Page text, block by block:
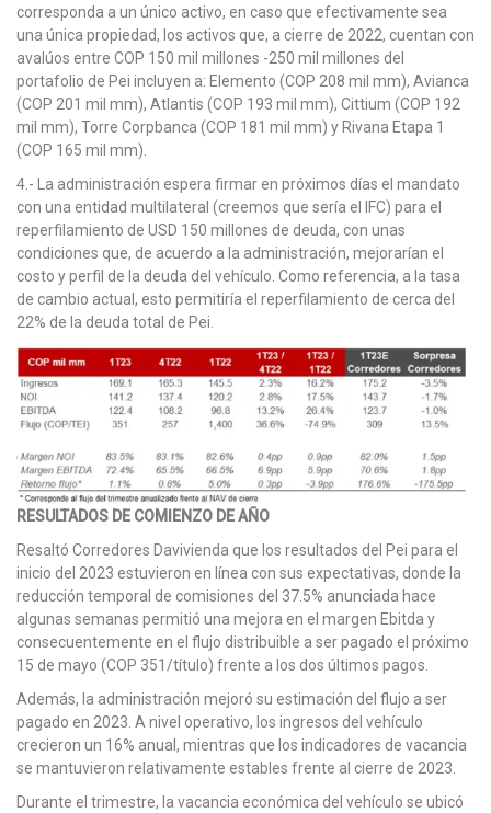
corresponda a un único activo, en caso que efectivamente sea
una única propiedad, los activos que, a cierre de 2022, cuentan con
avalúos entre COP 150 mil millones -250 mil millones del
portafolio de Pei incluyen a: Elemento (COP 208 mil mm), Avianca
(COP 201 mil mm), Atlantis (COP 193 mil mm), Cittium (COP 192
mil mm), Torre Corpbanca (COP 181 mil mm) y Rivana Etapa 1
(COP 165 mil mm).
4.- La administración espera firmar en próximos días el mandato
con una entidad multilateral (creemos que sería el IFC) para el
reperfilamiento de USD 150 millones de deuda, con unas
condiciones que, de acuerdo a la administración, mejorarían el
costo y perfil de la deuda del vehículo. Como referencia, a la tasa
de cambio actual, esto permitiría el reperfilamiento de cerca del
22% de la deuda total de Pei.
RESULTADOS DE COMIENZO DE AÑO
Resaltó Corredores Davivienda que los resultados del Pei para el
inicio del 2023 estuvieron en línea con sus expectativas, donde la
reducción temporal de comisiones del 37.5% anunciada hace
algunas semanas permitió una mejora en el margen Ebitda y
consecuentemente en el flujo distribuible a ser pagado el próximo
15 de mayo (COP 351/título) frente a los dos últimos pagos.
Además, la administración mejoró su estimación del flujo a ser
pagado en 2023. A nivel operativo, los ingresos del vehículo
crecieron un 16% anual, mientras que los indicadores de vacancia
se mantuvieron relativamente estables frente al cierre de 2023.
Durante el trimestre, la vacancia económica del vehículo se ubicó